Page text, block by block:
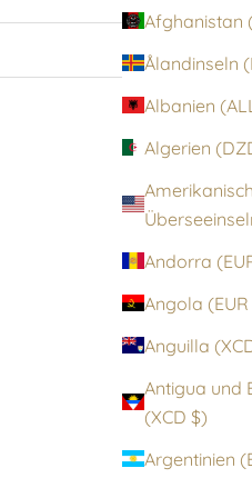
Antigua und
(XCD $)
PATTIE JUMPSUIT